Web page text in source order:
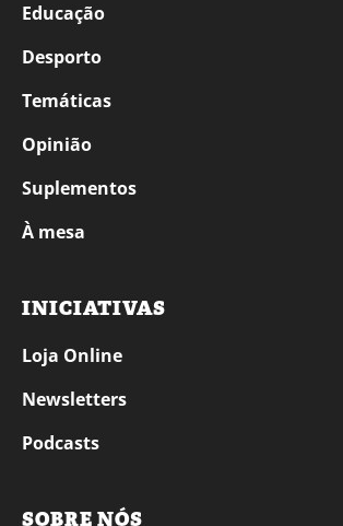
Educação
Desporto
Temáticas
Opinião
Suplementos
À mesa
INICIATIVAS
Loja Online
Newsletters
Podcasts
SOBRE NÓS